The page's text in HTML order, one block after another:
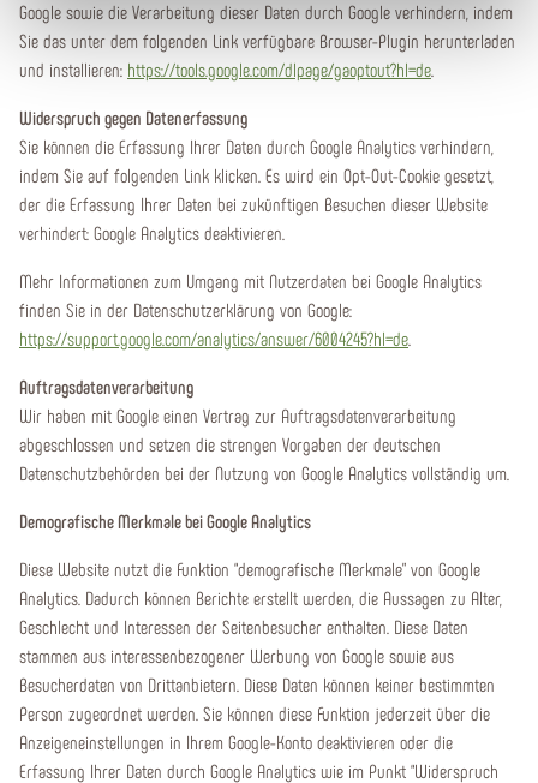
Google sowie die Verarbeitung dieser Daten durch Google verhindern, indem
Sie das unter dem folgenden Link verfügbare Browser-Plugin herunterladen
und installieren: https://tools.google.com/dlpage/gaoptout?hl=de
Widerspruch gegen Datenerfassung
Sie können die Erfassung Ihrer Daten durch Google Analytics verhindern,
indem Sie auf folgenden Link klicken. Es wird ein Opt-Out-Cookie gesetzt,
der die Erfassung Ihrer Daten bei zukünftigen Besuchen dieser Website
verhindert: Google Analytics deaktivieren.
Mehr Informationen zum Umgang mit Nutzerdaten bei Google Analytics
finden Sie in der Datenschutzerklärung von Google:
https://support.google.com/analytics/answer/6004245?hl=de
Auftragsdatenverarbeitung
Wir haben mit Google einen Vertrag zur Auftragsdatenverarbeitung
abgeschlossen und setzen die strengen Vorgaben der deutschen
Datenschutzbehörden bei der Nutzung von Google Analytics vollständig um.
Demografische Merkmale bei Google Analytics
Diese Website nutzt die Funktion “demografische Merkmale” von Google
Analytics. Dadurch können Berichte erstellt werden, die Aussagen zu Alter,
Geschlecht und Interessen der Seitenbesucher enthalten. Diese Daten
stammen aus interessenbezogener Werbung von Google sowie aus
Besucherdaten von Drittanbietern. Diese Daten können keiner bestimmten
Person zugeordnet werden. Sie können diese Funktion jederzeit über die
Anzeigeneinstellungen in Ihrem Google-Konto deaktivieren oder die
Erfassung Ihrer Daten durch Google Analytics wie im Punkt “Widerspruch